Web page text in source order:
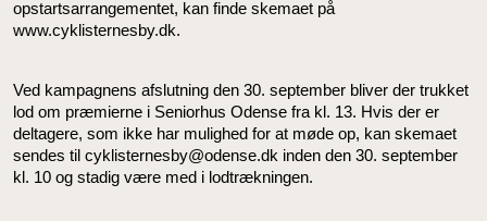
opstartsarrangementet, kan finde skemaet på
www.cyklisternesby.dk.
Ved kampagnens afslutning den 30. september bliver der trukket
lod om præmierne i Seniorhus Odense fra kl. 13. Hvis der er
deltagere, som ikke har mulighed for at møde op, kan skemaet
sendes til cyklisternesby@odense.dk inden den 30. september
kl. 10 og stadig være med i lodtrækningen.